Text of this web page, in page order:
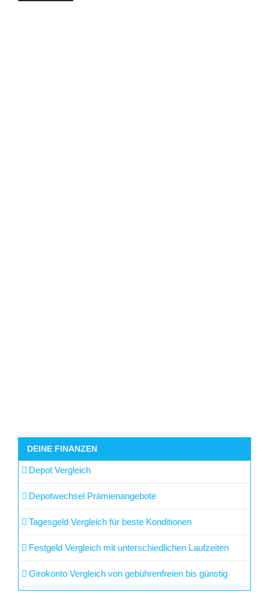
DEINE FINANZEN
Depot Vergleich
Depotwechsel Prämienangebote
Tagesgeld Vergleich für beste Konditionen
Festgeld Vergleich mit unterschiedlichen Laufzeiten
Girokonto Vergleich von gebührenfreien bis günstig